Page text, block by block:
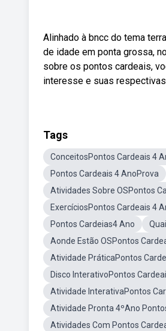
Alinhado à bncc do tema
de idade em ponta grossa,
sobre os pontos cardeais,
interesse e suas
Tags
ConceitosPontos Cardeais 4
Pontos Cardeais 4 AnoProva
Atividades Sobre OSPontos
ExercíciosPontos Cardeais 4
Pontos Cardeias4 Ano
Aonde Estão OSPontos
Atividade PráticaPontos
Disco InterativoPontos
Atividade InterativaPontos
Atividade Pronta 4ºAno
Atividades Com Pontos